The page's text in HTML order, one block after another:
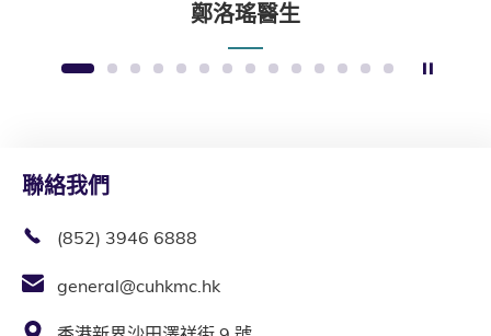
鄭洛瑤醫生
1 2 3 4 5 6 7 8 9 10 11 12 13 14
聯絡我們
(852) 3946 6888
general@cuhkmc.hk